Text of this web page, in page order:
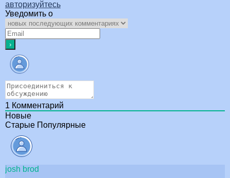
авторизуйтесь
Уведомить о
1 Комментарий
Новые
Старые Популярные
josh brod